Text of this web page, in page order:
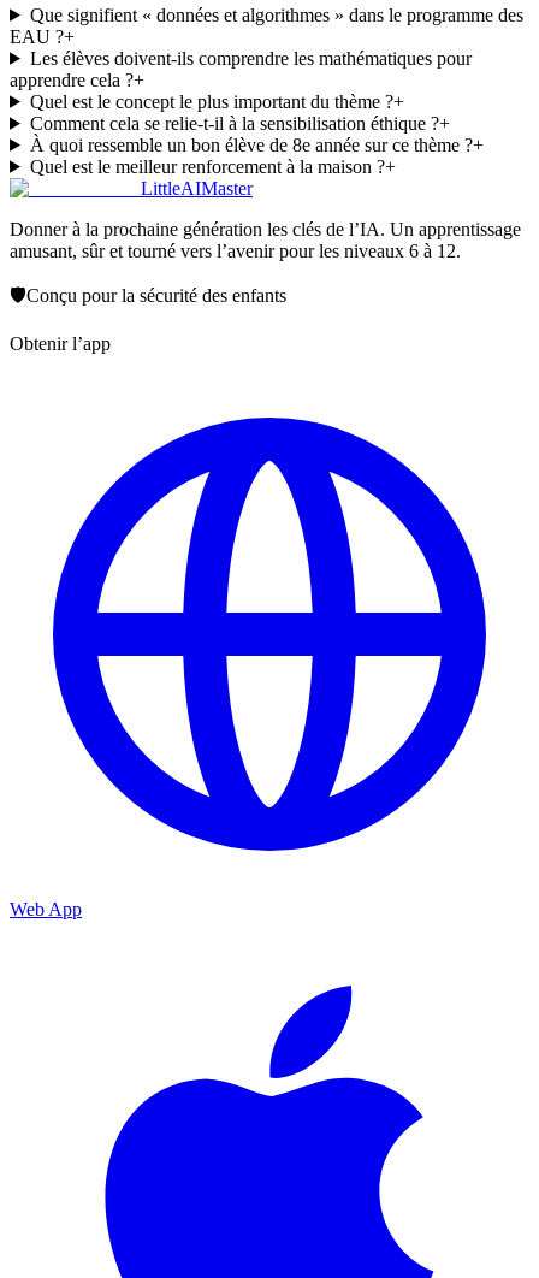
Que signifient « données et algorithmes » dans le programme des
EAU ?+
Les élèves doivent-ils comprendre les mathématiques pour
apprendre cela ?+
Quel est le concept le plus important du thème ?+
Comment cela se relie-t-il à la sensibilisation éthique ?+
À quoi ressemble un bon élève de 8e année sur ce thème ?+
Quel est le meilleur renforcement à la maison ?+
LittleAIMaster
Donner à la prochaine génération les clés de l’IA. Un apprentissage
amusant, sûr et tourné vers l’avenir pour les niveaux 6 à 12.
🛡️Conçu pour la sécurité des enfants
Obtenir l’app
Web App